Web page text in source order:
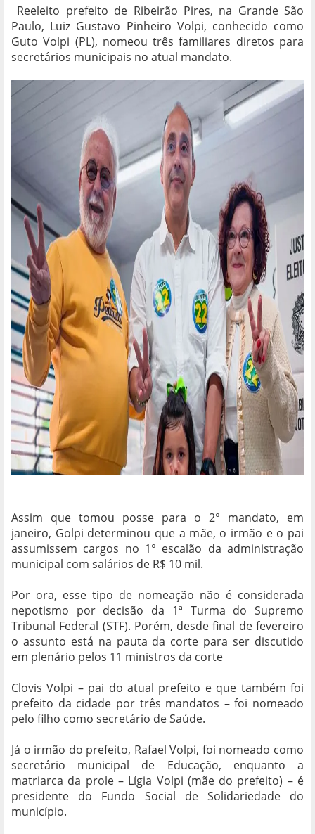
Reeleito prefeito de Ribeirão Pires, na Grande São
Paulo, Luiz Gustavo Pinheiro Volpi, conhecido como
Guto Volpi (PL), nomeou três familiares diretos para
secretários municipais no atual mandato.
Assim que tomou posse para o 2° mandato, em
janeiro, Golpi determinou que a mãe, o irmão e o pai
assumissem cargos no 1° escalão da administração
municipal com salários de R$ 10 mil.
Por ora, esse tipo de nomeação não é considerada
nepotismo por decisão da 1ª Turma do Supremo
Tribunal Federal (STF). Porém, desde final de fevereiro
o assunto está na pauta da corte para ser discutido
em plenário pelos 11 ministros da corte
Clovis Volpi – pai do atual prefeito e que também foi
prefeito da cidade por três mandatos – foi nomeado
pelo filho como secretário de Saúde.
Já o irmão do prefeito, Rafael Volpi, foi nomeado como
secretário municipal de Educação, enquanto a
matriarca da prole – Lígia Volpi (mãe do prefeito) – é
presidente do Fundo Social de Solidariedade do
município.